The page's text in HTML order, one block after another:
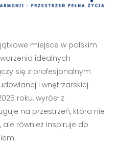
miejsce w polskim
idealnych
się z profesjonalnym
i wnętrzarskiej.
roku, wyrósł z
na przestrzeń, która nie
ale również inspiruje do